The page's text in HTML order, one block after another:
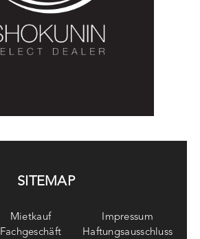
SITEMAP
Mietkauf
Fachgeschäft
Impressum
Haftungsausschluss